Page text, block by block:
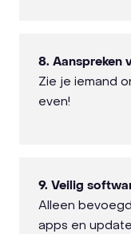
8. Aanspreken
Zie je iemand
even!
9. Veilig
Alleen
apps en